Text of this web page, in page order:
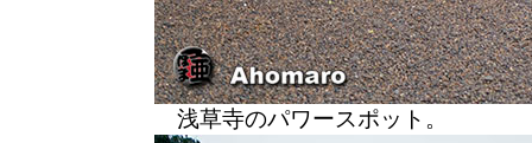
浅草寺のパワースポット。